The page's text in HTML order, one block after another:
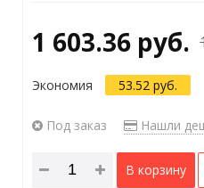
1 603.36 руб.
Экономия 53.52 руб.
Под заказ Нашли
В корзину